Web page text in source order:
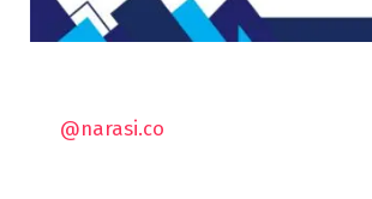
@narasi.co